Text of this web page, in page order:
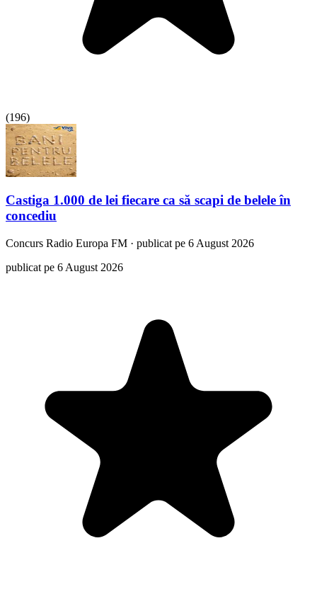
(196)
Castiga 1.000 de lei fiecare ca să scapi de belele în
concediu
Concurs Radio Europa FM · publicat pe 6 August 2026
publicat pe 6 August 2026